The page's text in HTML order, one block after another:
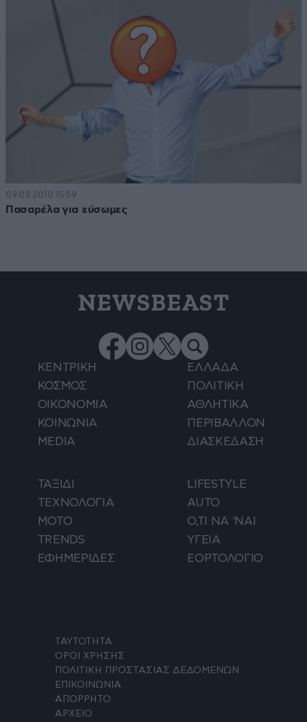
09·08·2010 15:59
Πασαρέλα για εύσωμες
NEWSBEAST
ΚΕΝΤΡΙΚΗ
ΕΛΛΑΔΑ
ΚΟΣΜΟΣ
ΠΟΛΙΤΙΚΗ
ΟΙΚΟΝΟΜΙΑ
ΑΘΛΗΤΙΚΑ
ΚΟΙΝΩΝΙΑ
ΠΕΡΙΒΑΛΛΟΝ
MEDIA
ΔΙΑΣΚΕΔΑΣΗ
ΤΑΞΙΔΙ
LIFESTYLE
ΤΕΧΝΟΛΟΓΙΑ
AUTO
ΜΟΤΟ
Ο,ΤΙ ΝΑ 'ΝΑΙ
TRENDS
ΥΓΕΙΑ
ΕΦΗΜΕΡΙΔΕΣ
ΕΟΡΤΟΛΟΓΙΟ
ΤΑΥΤΟΤΗΤΑ
ΟΡΟΙ ΧΡΗΣΗΣ
ΠΟΛΙΤΙΚΗ ΠΡΟΣΤΑΣΙΑΣ ΔΕΔΟΜΕΝΩΝ
ΕΠΙΚΟΙΝΩΝΙΑ
ΑΠΟΡΡΗΤΟ
ΑΡΧΕΙΟ